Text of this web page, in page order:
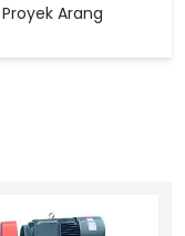
Arang